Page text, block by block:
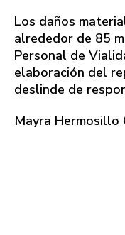
Los daños
alrededor de 85
Personal de
elaboración del
deslinde de
Mayra Hermosillo